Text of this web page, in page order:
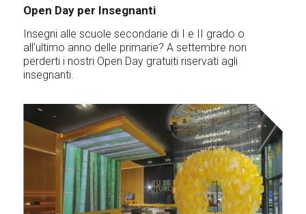
Open Day per Insegnanti
Insegni alle scuole secondarie di I e II grado o
all'ultimo anno delle primarie? A settembre non
perderti i nostri Open Day gratuiti riservati agli
insegnanti.